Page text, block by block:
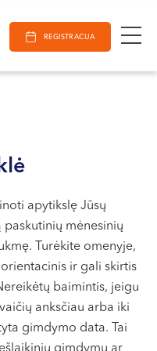
REGISTRACIJA
apytikslę Jūsų
mėnesinių
Turėkite omenyje,
ir gali skirtis
baimintis, jeigu
anksčiau arba iki
gimdymo data. Tai